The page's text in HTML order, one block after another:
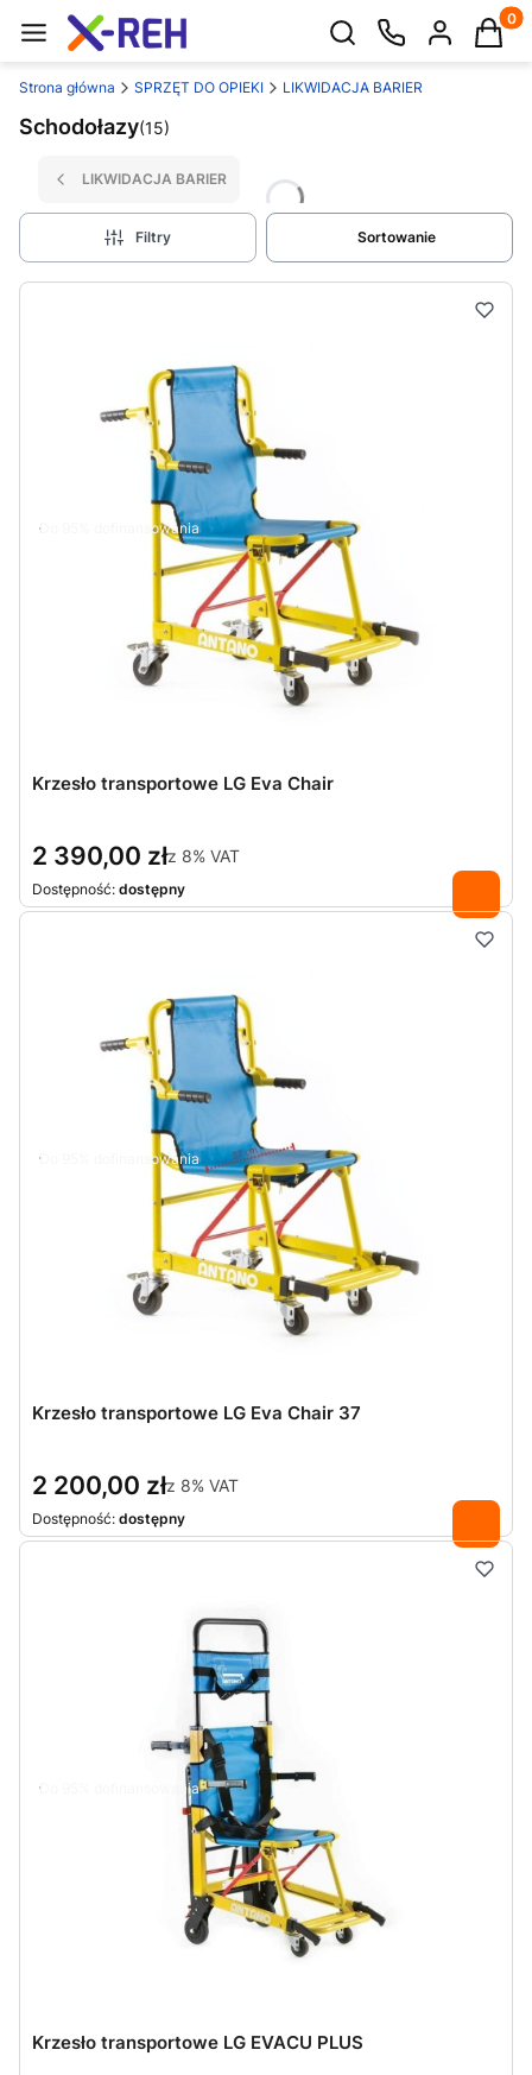
Otwórz wyszukiwarkę
Strona główna SPRZĘT DO OPIEKI LIKWIDACJA BARIER
Schodołazy(15)
LIKWIDACJA BARIER
Filtry Sortowanie
Do 95% dofinansowania
Krzesło transportowe LG Eva Chair
2 390,00 złz 8% VAT
Dostępność: dostępny
Do 95% dofinansowania
Krzesło transportowe LG Eva Chair 37
2 200,00 złz 8% VAT
Dostępność: dostępny
Do 95% dofinansowania
Krzesło transportowe LG EVACU PLUS